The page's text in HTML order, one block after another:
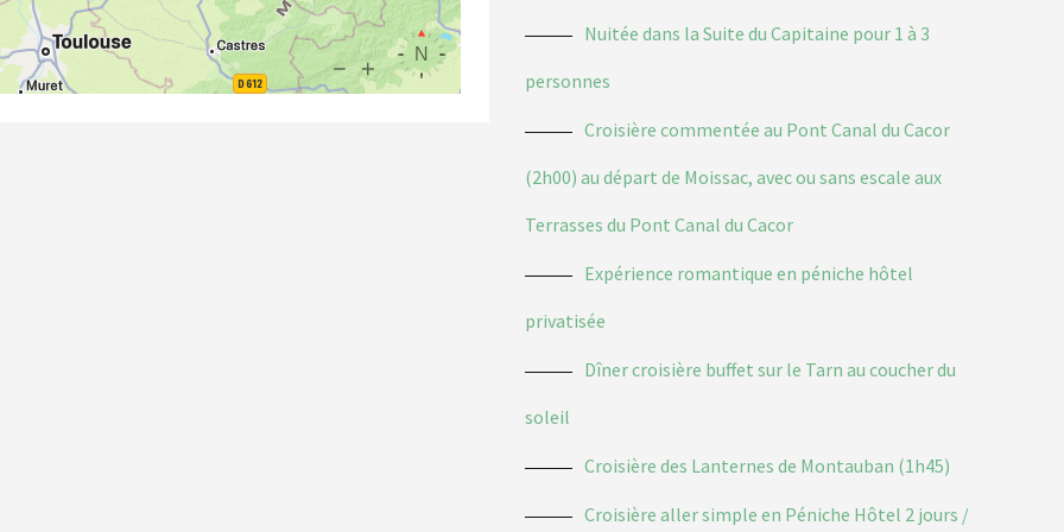
Nuitée dans la Suite du Capitaine pour 1 à 3
personnes
Croisière commentée au Pont Canal du Cacor
(2h00) au départ de Moissac, avec ou sans escale aux
Terrasses du Pont Canal du Cacor
Expérience romantique en péniche hôtel
privatisée
Dîner croisière buffet sur le Tarn au coucher du
soleil
Croisière des Lanternes de Montauban (1h45)
Croisière aller simple en Péniche Hôtel 2 jours /